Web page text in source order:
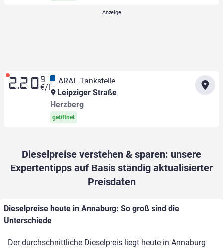
2.20 9
€/l
ARAL Tankstelle
Leipziger Straße
Herzberg
geöffnet
Dieselpreise verstehen & sparen: unsere
Expertentipps auf Basis ständig aktualisierter
Preisdaten
Dieselpreise heute in Annaburg: So groß sind die
Unterschiede
Der durchschnittliche Dieselpreis liegt heute in Annaburg